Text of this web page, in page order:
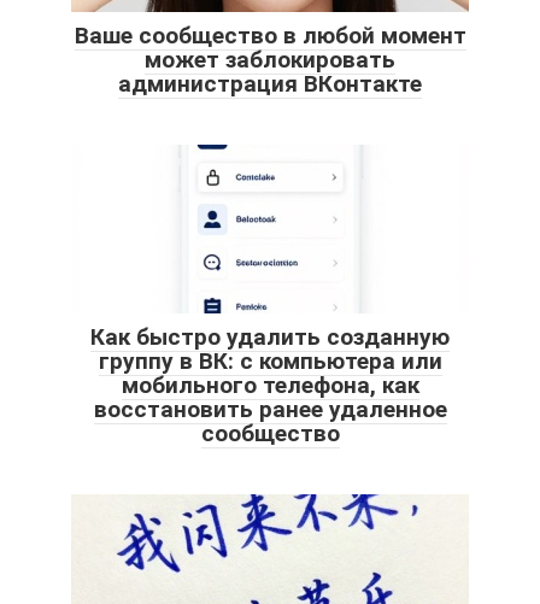
Ваше сообщество в любой момент
может заблокировать
администрация ВКонтакте
Как быстро удалить созданную
группу в ВК: с компьютера или
мобильного телефона, как
восстановить ранее удаленное
сообщество